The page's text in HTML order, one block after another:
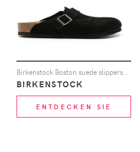
BIRKENSTOCK
ENTDECKEN SIE